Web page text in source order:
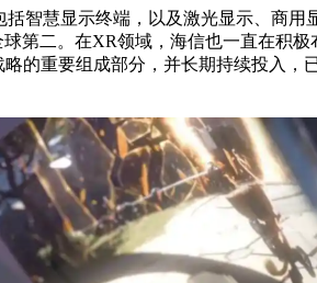
智慧显示终端，以及激光显示、商
球第二。在XR领域，海信也一直在积
的重要组成部分，并长期持续投入